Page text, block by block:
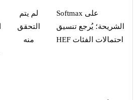
لم يتم
التحقق
منه
Softmax على
الشريحة؛ يُرجع تنسيق
HEF احتمالات الفئات